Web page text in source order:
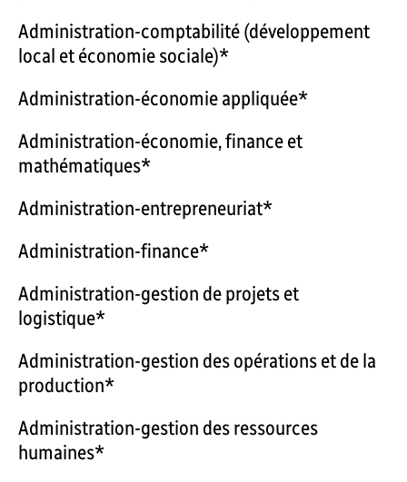
Administration-comptabilité (développement
local et économie sociale)*
Administration-économie appliquée*
Administration-économie, finance et
mathématiques*
Administration-entrepreneuriat*
Administration-finance*
Administration-gestion de projets et
logistique*
Administration-gestion des opérations et de la
production*
Administration-gestion des ressources
humaines*